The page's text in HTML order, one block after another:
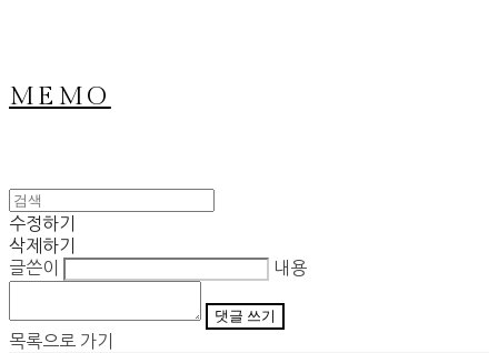
MEMO
수정하기
삭제하기
글쓴이
내용
댓글 쓰기
목록으로 가기